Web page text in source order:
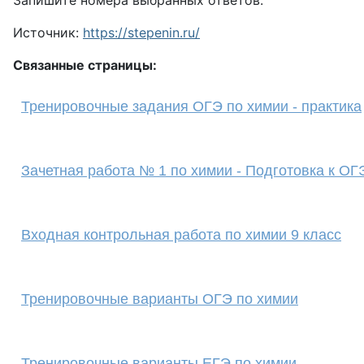
Источник: https://stepenin.ru/
Связанные страницы:
Тренировочные задания ОГЭ по химии - практика
Зачетная работа № 1 по химии - Подготовка к
Входная контрольная работа по химии 9 класс
Тренировочные варианты ОГЭ по химии